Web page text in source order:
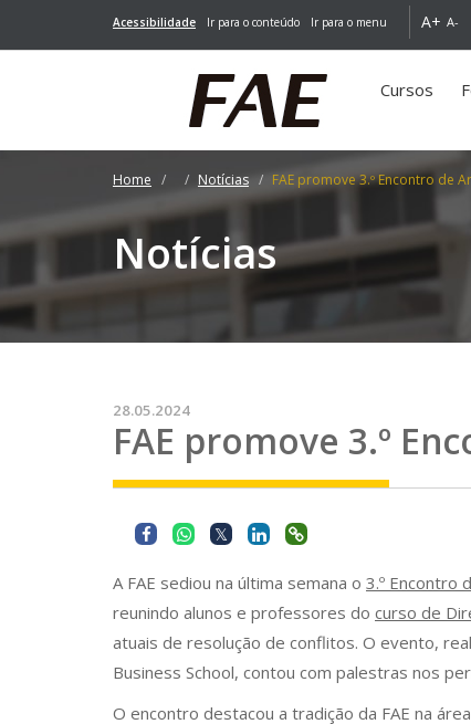
Acessibilidade Ir para o conteúdo Ir para o menu A+ A-
Cursos
Home Notícias FAE promove 3.º Encontro de
Notícias
28.05.2024
FAE promove 3.º
A FAE sediou na última semana o 3.º Encontro
reunindo alunos e professores do curso de
atuais de resolução de conflitos. O evento,
Business School, contou com palestras nos
O encontro destacou a tradição da FAE na